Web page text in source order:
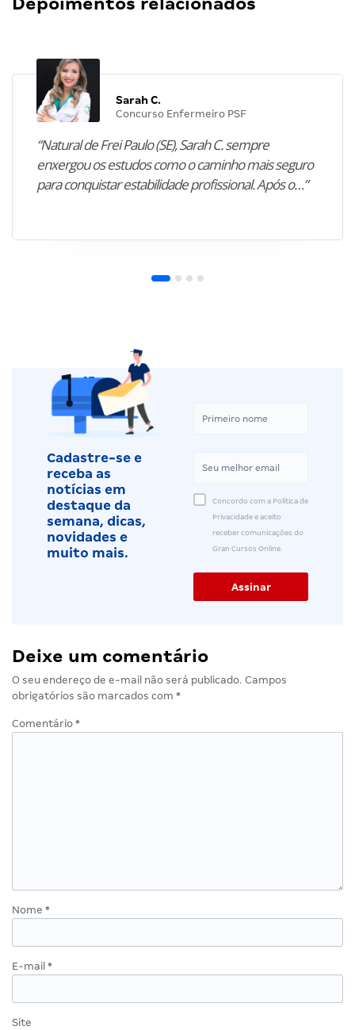
Sarah C.
Concurso Enfermeiro PSF
“Natural de Frei Paulo (SE), Sarah C. sempre
enxergou os estudos como o caminho mais seguro
para conquistar estabilidade profissional. Após o…”
Cadastre-se e
receba as
notícias em
destaque da
semana, dicas,
novidades e
muito mais.
Concordo com a Política de
Privacidade e aceito
receber comunicações do
Gran Cursos Online.
Deixe um comentário
O seu endereço de e-mail não será publicado. Campos
obrigatórios são marcados com *
Comentário *
Nome *
E-mail *
Site